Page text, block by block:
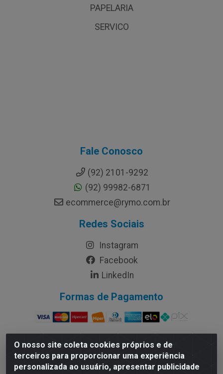
O nosso site coleta cookies próprios e de
terceiros para proporcionar uma experiência
personalizada ao usuário, apresentar publicidade
PAPELARIA
SERVICO
Fale Conosco
(92) 2101-9292
(92) 99982-6871
ecommerce@rymo.com.br
Redes Sociais
Instagram
Facebook
LinkedIn
Formas de Pagamento
Rymo Imagem e Produtos Gráficos da Amazonia LTDA - Av.
Ajuricaba, 379 - Cachoeirinha, Manaus/AM - CEP 69065-110 -